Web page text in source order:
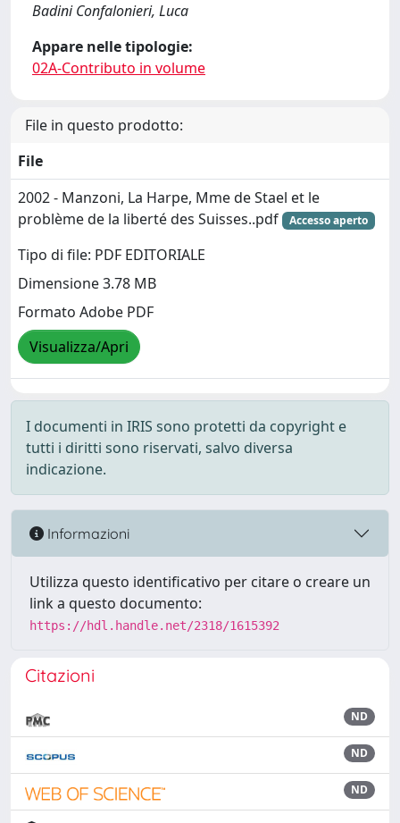
Badini Confalonieri, Luca
Appare nelle tipologie:
02A-Contributo in volume
File in questo prodotto:
File
2002 - Manzoni, La Harpe, Mme de Stael et le
problème de la liberté des Suisses..pdf
Accesso aperto
Tipo di file: PDF EDITORIALE
Dimensione 3.78 MB
Formato Adobe PDF
Visualizza/Apri
I documenti in IRIS sono protetti da copyright e
tutti i diritti sono riservati, salvo diversa
indicazione.
Informazioni
Utilizza questo identificativo per citare o creare un
link a questo documento:
https://hdl.handle.net/2318/1615392
Citazioni
ND
ND
ND